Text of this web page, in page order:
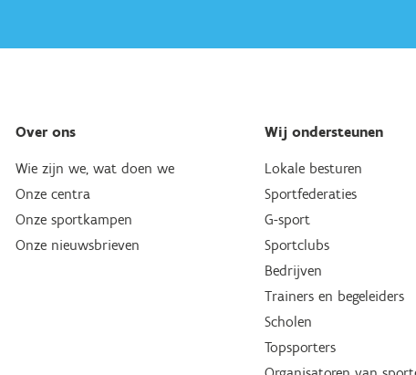
Over ons
Wie zijn we, wat doen we
Onze centra
Onze sportkampen
Onze nieuwsbrieven
Wij ondersteunen
Lokale besturen
Sportfederaties
G-sport
Sportclubs
Bedrijven
Trainers en begeleiders
Scholen
Topsporters